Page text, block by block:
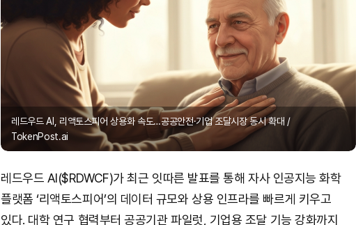
레드우드 AI, 리액토스피어 상용화 속도…공공안전·기업 조달시장 동시 확대 /
TokenPost.ai
레드우드 AI($RDWCF)가 최근 잇따른 발표를 통해 자사 인공지능 화학
플랫폼 ‘리액토스피어’의 데이터 규모와 상용 인프라를 빠르게 키우고
있다. 대학 연구 협력부터 공공기관 파일럿, 기업용 조달 기능 강화까지